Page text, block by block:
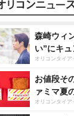
森崎ウィ
い”にキュ
オリコンタイア
お値段そ
ァミマ夏
オリコンタイア